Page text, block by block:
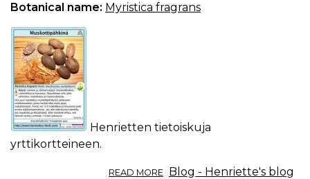
Botanical name: Myristica fragrans
Henrietten tietoiskuja
yrttikortteineen.
READ MORE ABOUT
Blog - Henriette's blog